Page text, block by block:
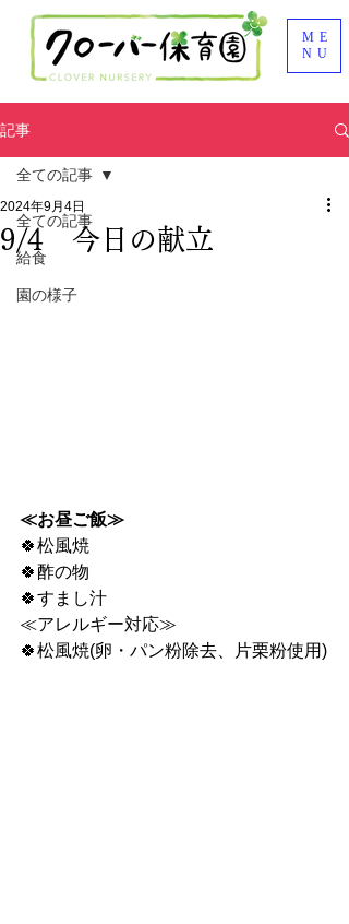
ME
NU
記事
全ての記事
給食
園の様子
全ての記事
9/4 今日の献立
2024年9月4日
≪お昼ご飯≫
🍀松風焼
🍀酢の物
🍀すまし汁
≪アレルギー対応≫
🍀松風焼(卵・パン粉除去、片栗粉使用)